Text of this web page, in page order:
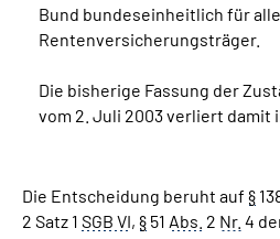
Mein
Bund bundeseinheitlich für alle
Rentenversicherungsträger.
Die bisherige Fassung der
vom 2. Juli 2003 verliert damit
Die Entscheidung beruht auf §
2 Satz 1 SGB VI, § 51 Abs. 2 Nr. 4